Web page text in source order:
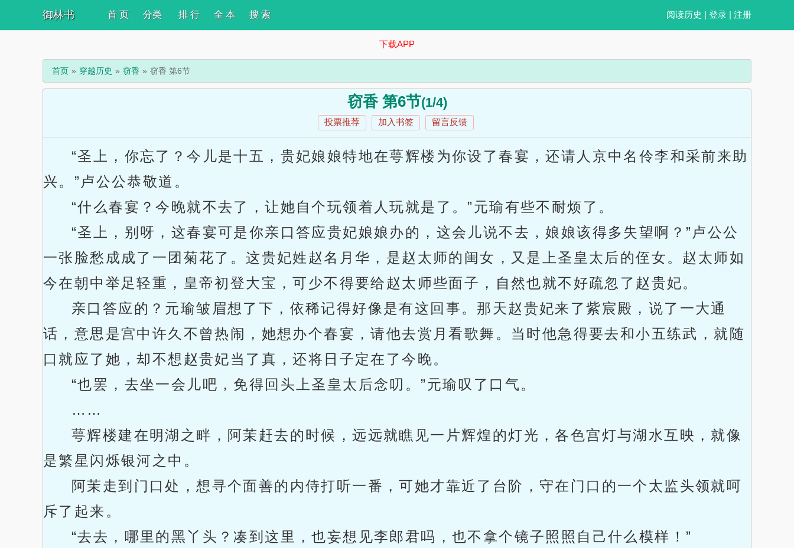
御林书 阅读历史 | 登录 | 注册
首 页 分类 排 行 全 本 搜 索
下载APP
首页 穿越历史 窃香 窃香 第6节
窃香 第6节(1/4)
投票推荐 加入书签 留言反馈
“圣上，你忘了？今儿是十五，贵妃娘娘特地在萼辉楼为你设了春宴，还请人京中名伶李和采前来助
兴。”卢公公恭敬道。
“什么春宴？今晚就不去了，让她自个玩领着人玩就是了。”元瑜有些不耐烦了。
“圣上，别呀，这春宴可是你亲口答应贵妃娘娘办的，这会儿说不去，娘娘该得多失望啊？”卢公公
一张脸愁成成了一团菊花了。这贵妃姓赵名月华，是赵太师的闺女，又是上圣皇太后的侄女。赵太师如
今在朝中举足轻重，皇帝初登大宝，可少不得要给赵太师些面子，自然也就不好疏忽了赵贵妃。
亲口答应的？元瑜皱眉想了下，依稀记得好像是有这回事。那天赵贵妃来了紫宸殿，说了一大通
话，意思是宫中许久不曾热闹，她想办个春宴，请他去赏月看歌舞。当时他急得要去和小五练武，就随
口就应了她，却不想赵贵妃当了真，还将日子定在了今晚。
“也罢，去坐一会儿吧，免得回头上圣皇太后念叨。”元瑜叹了口气。
……
萼辉楼建在明湖之畔，阿茉赶去的时候，远远就瞧见一片辉煌的灯光，各色宫灯与湖水互映，就像
是繁星闪烁银河之中。
阿茉走到门口处，想寻个面善的内侍打听一番，可她才靠近了台阶，守在门口的一个太监头领就呵
斥了起来。
“去去，哪里的黑丫头？凑到这里，也妄想见李郎君吗，也不拿个镜子照照自己什么模样！”